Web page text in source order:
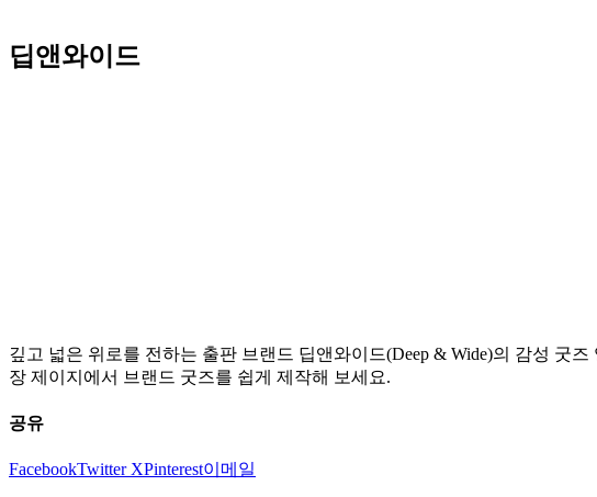
딥앤와이드
깊고 넓은 위로를 전하는 출판 브랜드 딥앤와이드(Deep & Wide)의 감성 굿
장 제이지에서 브랜드 굿즈를 쉽게 제작해 보세요.
공유
FacebookTwitter XPinterest이메일